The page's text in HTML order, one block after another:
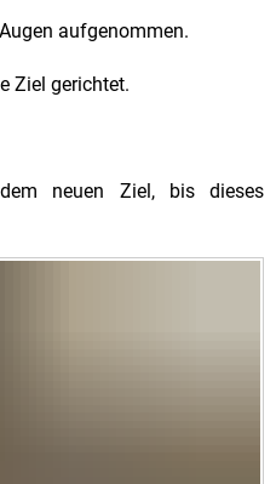
aufgenommen.
Ziel gerichtet.
neuen Ziel, bis dieses